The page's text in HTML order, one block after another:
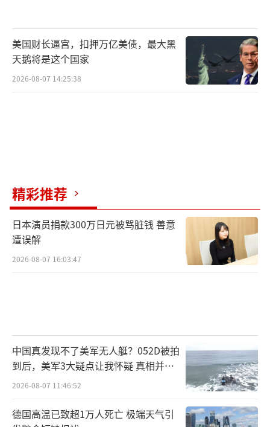
美国财长逼宫，扣押万亿美债，最大黑
天鹅将是这个国家
2026-08-07 14:25:38
精彩推荐
日本演员捐款300万日元被骂脏钱 善意
遭误解
2026-08-07 16:03:47
中国真发现不了美军无人艇？052D被拍
到后，美军3大疑点让我怀疑 真相并非
如此
2026-08-07 11:46:52
德国高温已致超1万人死亡 极端天气引